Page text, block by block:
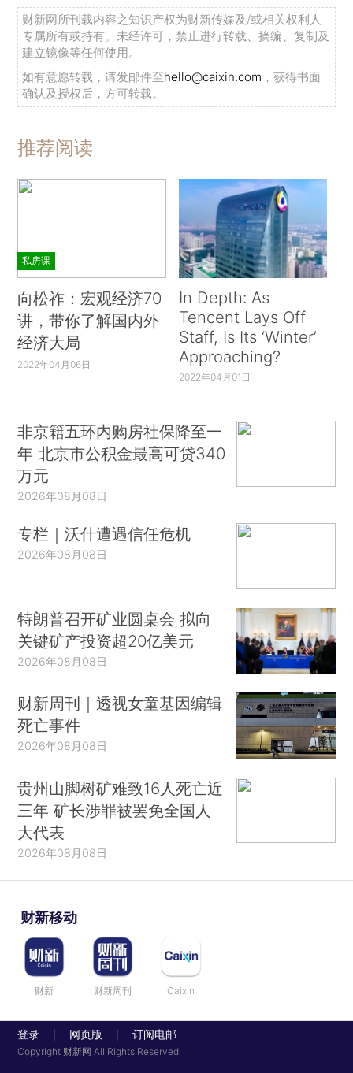
财新网所刊载内容之知识产权为财新传媒及/或相关权利人
专属所有或持有。未经许可，禁止进行转载、摘编、复制及
建立镜像等任何使用。
如有意愿转载，请发邮件至hello@caixin.com ，获得书面
确认及授权后，方可转载。
推荐阅读
私房课
向松祚：宏观经济70
讲，带你了解国内外
经济大局
2022年04月06日
In Depth: As
Tencent Lays Off
Staff, Is Its ‘Winter’
Approaching?
2022年04月01日
非京籍五环内购房社保降至一
年 北京市公积金最高可贷340
万元
2026年08月08日
专栏｜沃什遭遇信任危机
2026年08月08日
特朗普召开矿业圆桌会 拟向
关键矿产投资超20亿美元
2026年08月08日
财新周刊｜透视女童基因编辑
死亡事件
2026年08月08日
贵州山脚树矿难致16人死亡近
三年 矿长涉罪被罢免全国人
大代表
2026年08月08日
财新移动
财新 财新周刊 Caixin
登录 网页版 订阅电邮
Copyright 财新网 All Rights Reserved